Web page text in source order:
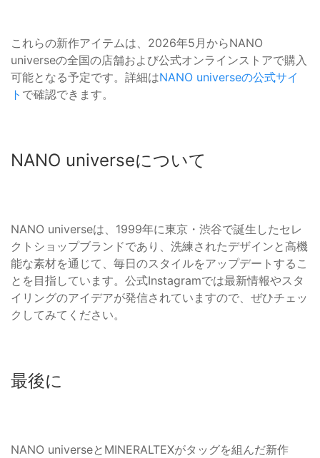
これらの新作アイテムは、2026年5月からNANO
universeの全国の店舗および公式オンラインストアで購入
可能となる予定です。詳細はNANO universeの公式サイ
ト で確認できます。
NANO universeについて
NANO universeは、1999年に東京・渋谷で誕生したセレ
クトショップブランドであり、洗練されたデザインと高機
能な素材を通じて、毎日のスタイルをアップデートするこ
とを目指しています。公式Instagramでは最新情報やスタ
イリングのアイデアが発信されていますので、ぜひチェッ
クしてみてください。
最後に
NANO universeとMINERALTEXがタッグを組んだ新作